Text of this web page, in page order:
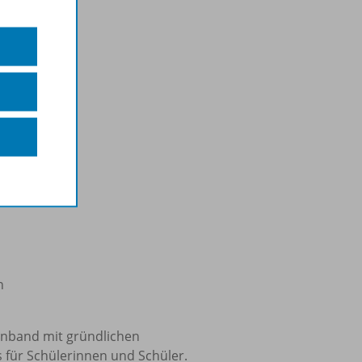
mit gründlichen
Schülerinnen und Schüler.